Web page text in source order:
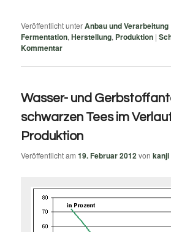
Veröffentlicht unterAnbau und Verarbeitung
Fermentation,Herstellung, Produktion |
Kommentar
Wasser- und
schwarzen Tees im
Produktion
Veröffentlicht am19. Februar 2012 vonkanji